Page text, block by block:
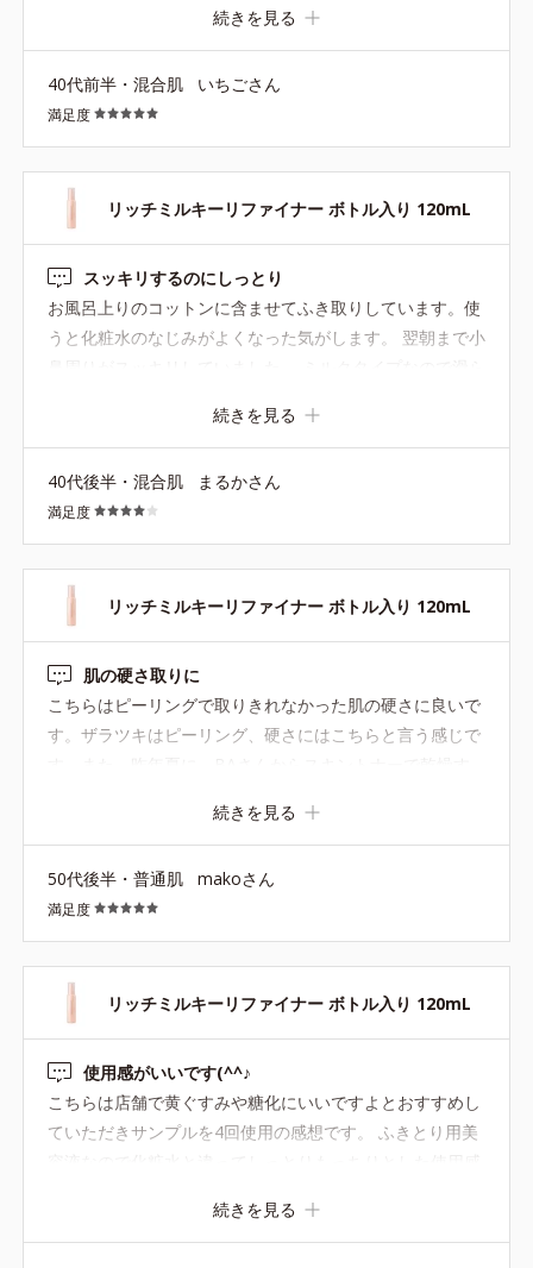
の入りも良くなります。
続きを見る
40代前半・混合肌 いちごさん
満足度
リッチミルキーリファイナー ボトル入り 120mL
スッキリするのにしっとり
お風呂上りのコットンに含ませてふき取りしています。使
うと化粧水のなじみがよくなった気がします。 翌朝まで小
続きを見る
40代後半・混合肌 まるかさん
満足度
リッチミルキーリファイナー ボトル入り 120mL
肌の硬さ取りに
こちらはピーリングで取りきれなかった肌の硬さに良いで
す。ザラツキはピーリング、硬さにはこちらと言う感じで
にも大丈夫でした。また、こちらを頻繁に使用すると肌が
取ってくれます。困った時の救世主として使用してます。
続きを見る
50代後半・普通肌 makoさん
満足度
リッチミルキーリファイナー ボトル入り 120mL
使用感がいいです(^^♪
こちらは店舗で黄ぐすみや糖化にいいですよとおすすめし
ていただきサンプルを4回使用の感想です。 ふきとり用美
液なのでとてもいいですよとおすすめされていた理由がわ
続きを見る